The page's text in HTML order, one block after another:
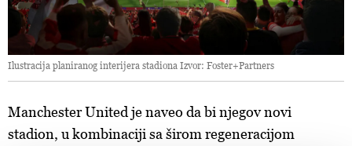
Ilustracija planiranog interijera stadiona Izvor: Foster+Partners
Manchester United je naveo da bi njegov novi
stadion, u kombinaciji sa širom regeneracijom